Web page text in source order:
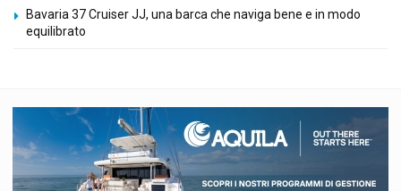
Bavaria 37 Cruiser JJ, una barca che naviga bene e in modo
equilibrato